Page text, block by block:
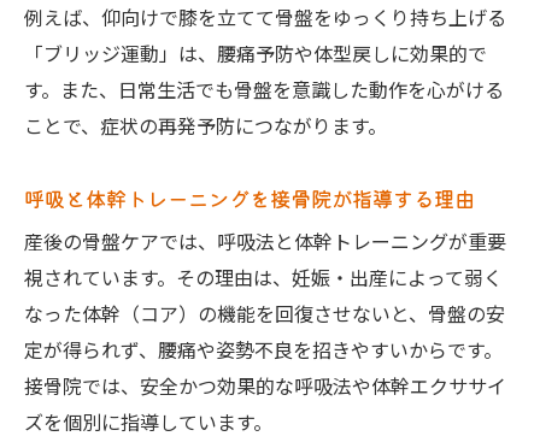
例えば、仰向けで膝を立てて骨盤をゆっくり持ち上げる
「ブリッジ運動」は、腰痛予防や体型戻しに効果的で
す。また、日常生活でも骨盤を意識した動作を心がける
ことで、症状の再発予防につながります。
呼吸と体幹トレーニングを接骨院が指導する理由
産後の骨盤ケアでは、呼吸法と体幹トレーニングが重要
視されています。その理由は、妊娠・出産によって弱く
なった体幹（コア）の機能を回復させないと、骨盤の安
定が得られず、腰痛や姿勢不良を招きやすいからです。
接骨院では、安全かつ効果的な呼吸法や体幹エクササイ
ズを個別に指導しています。